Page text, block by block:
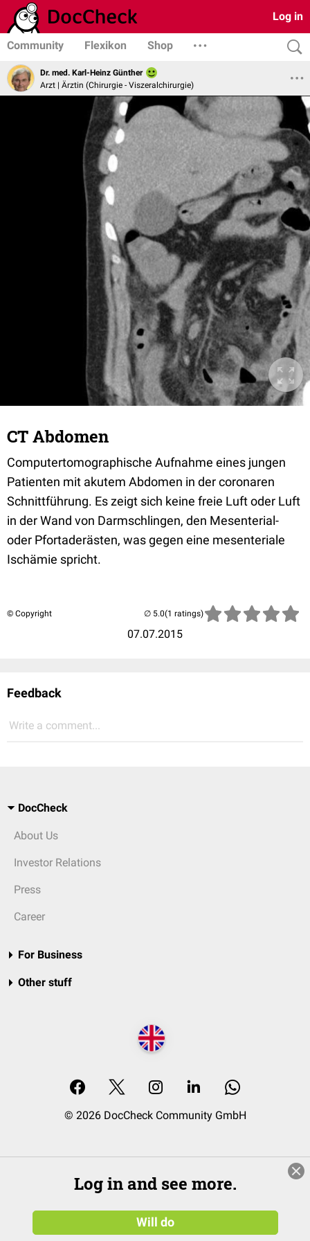
Log in
Community Flexikon Shop
Dr. med. Karl-Heinz Günther
Arzt | Ärztin (Chirurgie - Viszeralchirurgie)
CT Abdomen
Computertomographische Aufnahme eines jungen
Patienten mit akutem Abdomen in der coronaren
Schnittführung. Es zeigt sich keine freie Luft oder Luft
in der Wand von Darmschlingen, den Mesenterial-
oder Pfortaderästen, was gegen eine mesenteriale
Ischämie spricht.
© Copyright
07.07.2015
(1 ratings)
Feedback
Write a comment...
DocCheck
About Us
Investor Relations
Press
Career
For Business
Other stuff
© 2026 DocCheck Community GmbH
Log in and see more.
Will do